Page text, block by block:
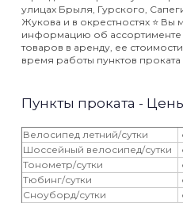
улицах Брыля, Гурского,
Жукова и в окрестностях ⭐️
информацию об ассортименте
товаров в аренду, ее
время работы пунктов проката
Пункты проката -
Велосипед летний/сутки
Шоссейный велосипед/сутки
Тонометр/сутки
Тюбинг/сутки
Сноуборд/сутки